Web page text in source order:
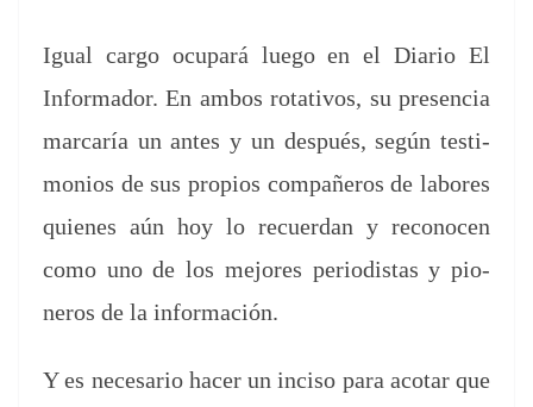
Igual car­go ocu­pará luego en el Diario El
Infor­mador. En ambos rota­tivos, su pres­en­cia
mar­caría un antes y un después, según tes­ti­
mo­nios de sus pro­pios com­pañeros de labores
quienes aún hoy lo recuer­dan y recono­cen
como uno de los mejores peri­odis­tas y pio­
neros de la información.
Y es nece­sario hac­er un inciso para aco­tar que